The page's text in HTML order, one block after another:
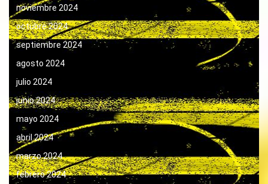
noviembre 2024
octubre 2024
septiembre 2024
agosto 2024
julio 2024
junio 2024
mayo 2024
abril 2024
marzo 2024
febrero 2024